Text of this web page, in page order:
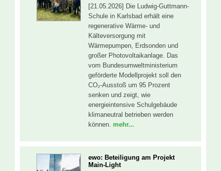
[21.05.2026] Die Ludwig-Guttmann-
Schule in Karlsbad erhält eine
regenerative Wärme- und
Kälteversorgung mit
Wärmepumpen, Erdsonden und
großer Photovoltaikanlage. Das
vom Bundesumweltministerium
geförderte Modellprojekt soll den
CO₂-Ausstoß um 95 Prozent
senken und zeigt, wie
energieintensive Schulgebäude
klimaneutral betrieben werden
können. mehr...
ewo: Beteiligung am Projekt
Main-Light